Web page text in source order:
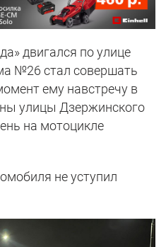
двигался по улице
№26 стал совершать
ему навстречу в
улицы Дзержинского
на мотоцикле
не уступил